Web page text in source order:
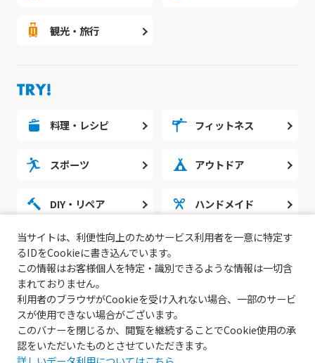
観光・旅行
料理・レシピ フィットネス
スポーツ アウトドア
DIY・リペア ハンドメイド
勉強・スタディ ノウハウ
当サイトは、利便性向上のためサービス利用者を一意に特定す
るIDをCookieに書き込んでいます。
この情報はお客様個人を特定・識別できるような情報は一切含
まれておりません。
利用者のブラウザがCookieを受け入れない場合、一部のサービ
スが使用できない場合がございます。
このバナーを閉じるか、閲覧を継続することでCookie使用の承
認をいただいたものとさせていただきます。